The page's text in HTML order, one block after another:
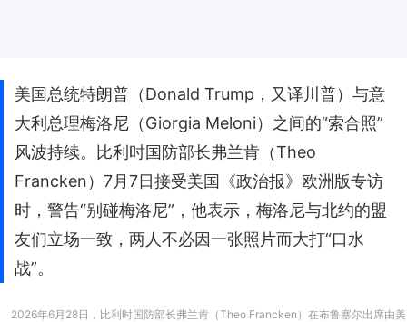
美国总统特朗普（Donald Trump，又译川普）与意
大利总理梅洛尼（Giorgia Meloni）之间的“索合照”
风波持续。比利时国防部长弗兰肯（Theo
Francken）7月7日接受美国《政治报》欧洲版专访
时，警告“别碰梅洛尼”，他表示，梅洛尼与北约的盟
友们立场一致，两人不必因一张照片而大打“口水
战”。
2026年6月28日，比利时国防部长弗兰肯（Theo Francken）在布鲁塞尔出席由美